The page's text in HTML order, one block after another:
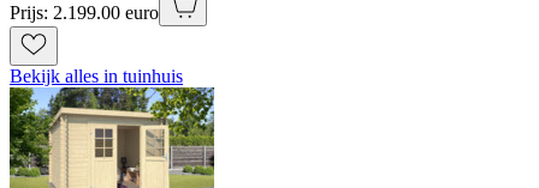
Prijs: 2.199.00 euro
Bekijk alles in tuinhuis